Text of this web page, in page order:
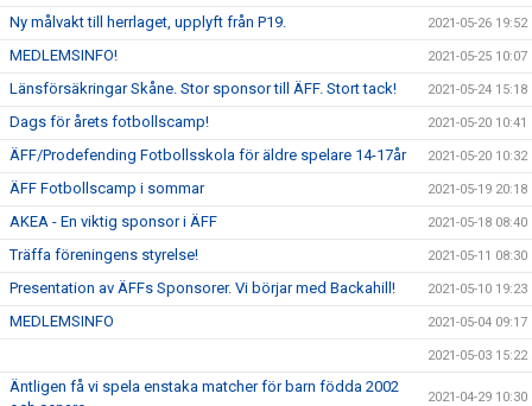
Ny målvakt till herrlaget, upplyft från P19. 2021-05-26 19:52
MEDLEMSINFO! 2021-05-25 10:07
Länsförsäkringar Skåne. Stor sponsor till ÄFF. Stort tack! 2021-05-24 15:18
Dags för årets fotbollscamp! 2021-05-20 10:41
ÄFF/Prodefending Fotbollsskola för äldre spelare 14-17år 2021-05-20 10:32
ÄFF Fotbollscamp i sommar 2021-05-19 20:18
AKEA - En viktig sponsor i ÄFF 2021-05-18 08:40
Träffa föreningens styrelse! 2021-05-11 08:30
Presentation av ÄFFs Sponsorer. Vi börjar med Backahill! 2021-05-10 19:23
MEDLEMSINFO 2021-05-04 09:17
2021-05-03 15:22
Äntligen få vi spela enstaka matcher för barn födda 2002
2021-04-29 10:30